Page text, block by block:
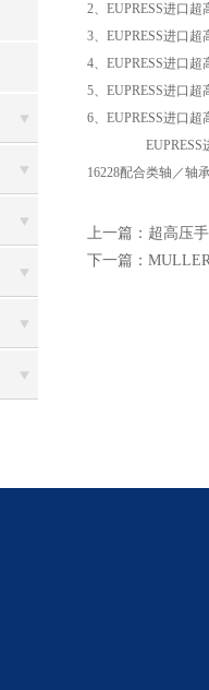
2、EUPRESS进口
3、EUPRESS进口
4、EUPRESS进口
5、EUPRESS进口
6、EUPRESS进口
EUPRESS进口超
16228配合类轴／轴
上一篇： 超高压
下一篇：